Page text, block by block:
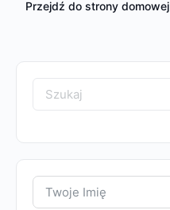
Przejdź do strony domowej
Search
for: